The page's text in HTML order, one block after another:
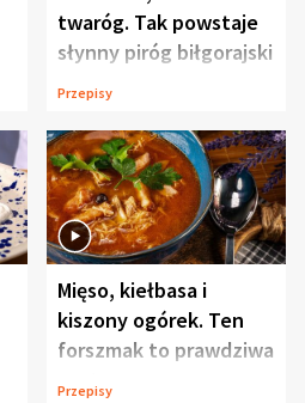
twaróg. Tak powstaje
słynny piróg biłgorajski
Przepisy
Mięso, kiełbasa i
kiszony ogórek. Ten
forszmak to prawdziwa
uczta
Przepisy